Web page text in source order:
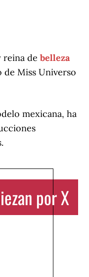
reina debelleza
de Miss Universo
mexicana, ha
por X